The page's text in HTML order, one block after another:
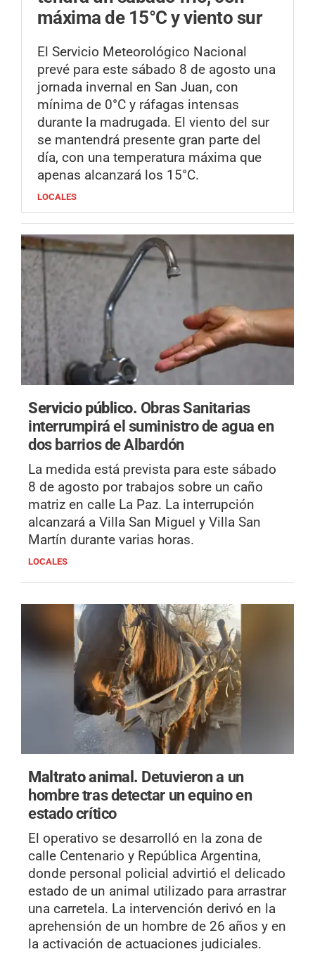
máxima de 15°C y viento sur
El Servicio Meteorológico Nacional
prevé para este sábado 8 de agosto una
jornada invernal en San Juan, con
mínima de 0°C y ráfagas intensas
durante la madrugada. El viento del sur
se mantendrá presente gran parte del
día, con una temperatura máxima que
apenas alcanzará los 15°C.
LOCALES
Servicio público. Obras Sanitarias
interrumpirá el suministro de agua en
dos barrios de Albardón
La medida está prevista para este sábado
8 de agosto por trabajos sobre un caño
matriz en calle La Paz. La interrupción
alcanzará a Villa San Miguel y Villa San
Martín durante varias horas.
LOCALES
Maltrato animal. Detuvieron a un
hombre tras detectar un equino en
estado crítico
El operativo se desarrolló en la zona de
calle Centenario y República Argentina,
donde personal policial advirtió el delicado
estado de un animal utilizado para arrastrar
una carretela. La intervención derivó en la
aprehensión de un hombre de 26 años y en
la activación de actuaciones judiciales.